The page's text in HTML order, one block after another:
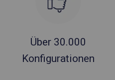
Über 30.000
Konfigurationen